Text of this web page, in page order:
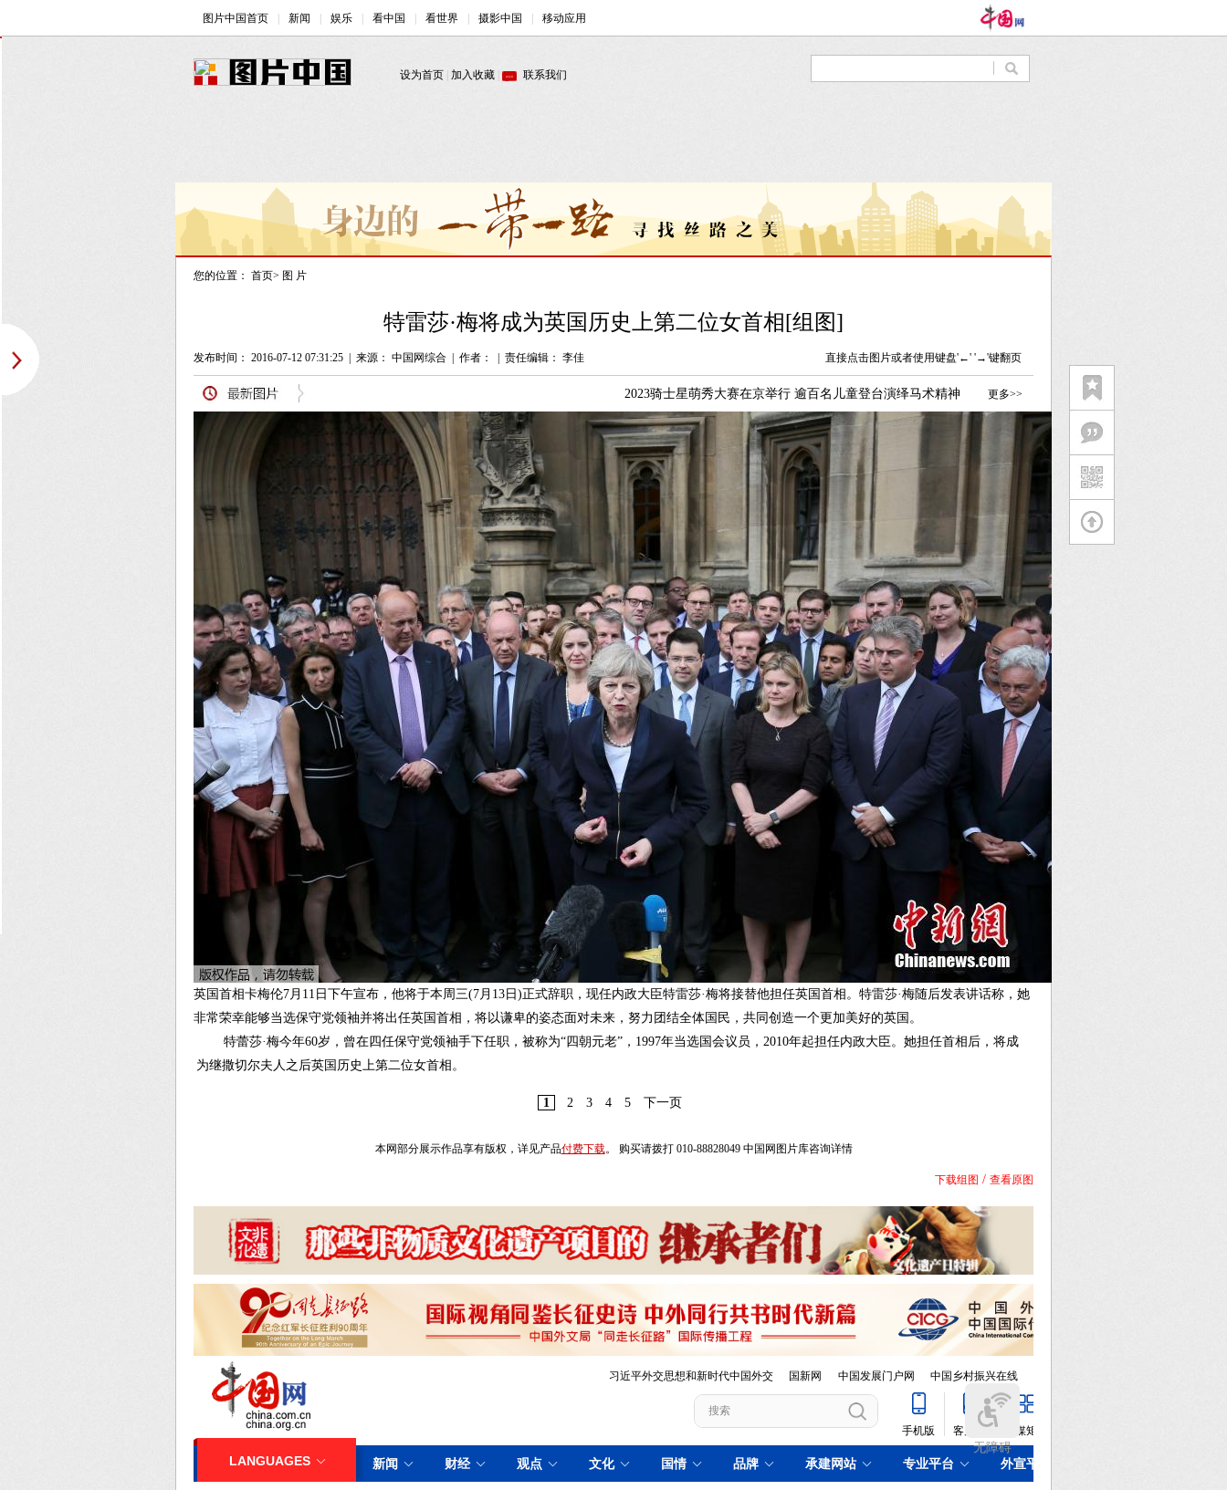
您的位置： 首页> 图 片
特雷莎·梅将成为英国历史上第二位女首相[组图]
发布时间： 2016-07-12 07:31:25 来源： 中国网综合 作者： 责任编辑： 李佳 直接点击图片或者使用键盘'←' '→'键翻页
英国首相卡梅伦7月11日下午宣布，他将于本周三(7月13日)正式辞职，现任内政大臣特雷莎·梅将接替他担任英国首相。特雷莎·梅随后发表讲话称，她
非常荣幸能够当选保守党领袖并将出任英国首相，将以谦卑的姿态面对未来，努力团结全体国民，共同创造一个更加美好的英国。
特蕾莎·梅今年60岁，曾在四任保守党领袖手下任职，被称为“四朝元老”，1997年当选国会议员，2010年起担任内政大臣。她担任首相后，将成
为继撒切尔夫人之后英国历史上第二位女首相。
1 2 3 4 5 下一页
本网部分展示作品享有版权，详见产品付费下载。 购买请拨打 010-88828049 中国网图片库咨询详情
下载组图 / 查看原图